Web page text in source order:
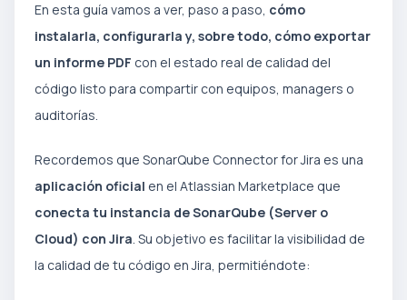
En esta guía vamos a ver, paso a paso, cómo
instalarla, configurarla y, sobre todo, cómo exportar
un informe PDF con el estado real de calidad del
código listo para compartir con equipos, managers o
auditorías.
Recordemos que SonarQube Connector for Jira es una
aplicación oficial en el Atlassian Marketplace que
conecta tu instancia de SonarQube (Server o
Cloud) con Jira. Su objetivo es facilitar la visibilidad de
la calidad de tu código en Jira, permitiéndote: